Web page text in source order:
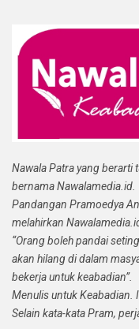
Nawala Patra yang berarti
bernama Nawalamedia.id.
Pandangan Pramoedya
melahirkan
“Orang boleh pandai
akan hilang di dalam
bekerja untuk keabadian”.
Menulis untuk Keabadian.
Selain kata-kata Pram,